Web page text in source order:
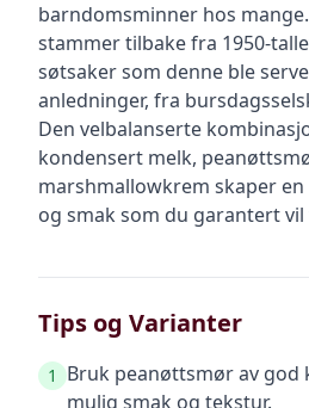
barndomsminner hos
stammer tilbake fra 1950-
søtsaker som denne ble
anledninger, fra
Den velbalanserte
kondensert melk,
marshmallowkrem skaper
og smak som du garantert vil
Tips og Varianter
1
Bruk peanøttsmør av god
mulig smak og tekstur.